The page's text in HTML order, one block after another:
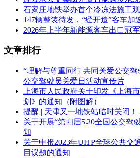
石家庄地铁举办首个冷冻法施工
147辆整装待发，“经开造”客车加
2026年上半年新能源客车出口冠军
文章排行
“理解与尊重同行 共同关爱公交驾
公交驾驶员关爱日活动宣传片
上海市人民政府关于印发《上海
划》的通知（附图解）
提醒 | 天津又一地铁站临时关闭！
关于开展“第四届5.20全国公交驾
知
关于申报2023年UITP全球公共交
目议题的通知